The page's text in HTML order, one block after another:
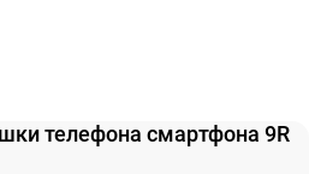
телефона смартфона 9R